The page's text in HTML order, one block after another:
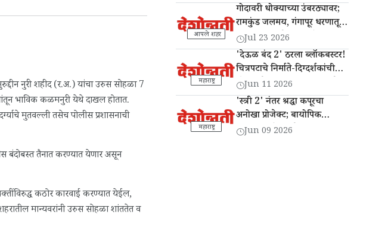
नुरी शहीद (र.अ.) यांचा उरुस सोहळा 7
भाविक कळमनुरी येथे दाखल होतात.
मुतवल्ली तसेच पोलीस प्रशासनाची
बंदोबस्त तैनात करण्यात येणार असून
कठोर कारवाई करण्यात येईल,
मान्यवरांनी उरुस सोहळा शांततेत व
आपले शहर
गोदावरी धोक्याच्या उंबरठ्यावर;
रामकुंड जलमय, गंगापूर धरणातून
13 हजार क्यूसेक विसर्ग
Jul 23 2026
महाराष्ट्र
'देऊळ बंद 2' ठरला ब्लॉकबस्टर!
चित्रपटाचे निर्माते-दिग्दर्शकांची
'दैनिक देशोन्नती'ला सदिच्छा भेट
Jun 11 2026
महाराष्ट्र
'स्त्री 2' नंतर श्रद्धा कपूरचा
अनोखा प्रोजेक्ट; बायोपिक
'इथा' प्रदर्शनासाठी सज्ज
Jun 09 2026